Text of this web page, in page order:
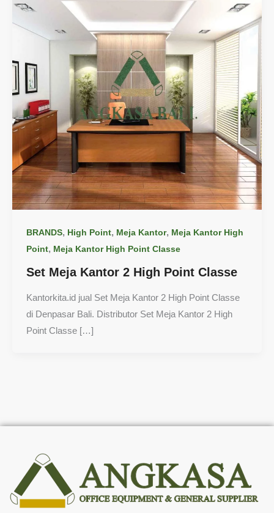
BRANDS, High Point, Meja Kantor, Meja Kantor High
Point, Meja Kantor High Point Classe
Set Meja Kantor 2 High Point Classe
Kantorkita.id jual Set Meja Kantor 2 High Point Classe
di Denpasar Bali. Distributor Set Meja Kantor 2 High
Point Classe […]